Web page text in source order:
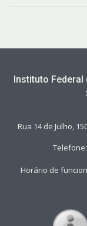
Instituto
Rua 14 de Julho,
Telefone:
Horário de